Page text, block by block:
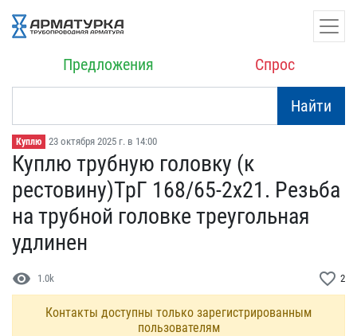
Предложения Спрос
Найти
Куплю 23 октября 2025 г. в 14:00
Куплю трубную головку (к​
рестовину)ТрГ 168/65-2х2​1. Резьба
на трубной гол​овке треугольная
удлинен
visibility 1.0k favorite_border 2
Контакты доступны только зарегистрированным
пользователям